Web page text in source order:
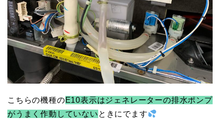
こちらの機種のE10表示はジェネレーターの排水ポンプ
がうまく作動していない ときにでます